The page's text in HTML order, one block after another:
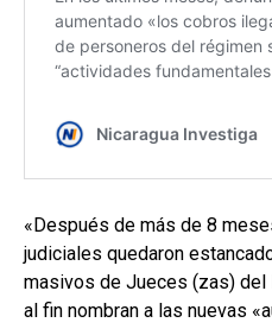
«Después de más de 8
judiciales quedaron
masivos de Jueces (zas) del
al fin nombran a las nuevas